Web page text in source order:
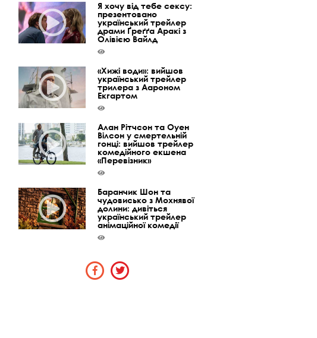
Я хочу від тебе сексу:
презентовано
український трейлер
драми Ґреґґа Аракі з
Олівією Вайлд
«Хижі води»: вийшов
український трейлер
трилера з Аароном
Екгартом
Алан Рітчсон та Оуен
Вілсон у смертельній
гонці: вийшов трейлер
комедійного екшена
«Перевізник»
Баранчик Шон та
чудовисько з Мохнявої
долини: дивіться
український трейлер
анімаційної комедії